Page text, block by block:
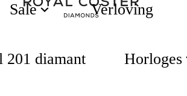
Sale Verloving
201 diamant Horloges
Coster